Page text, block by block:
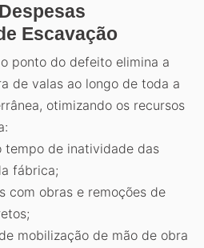
Escavação
ponto do defeito elimina a
de valas ao longo de toda a
otimizando os recursos
tempo de inatividade das
fábrica;
com obras e remoções de
mobilização de mão de obra